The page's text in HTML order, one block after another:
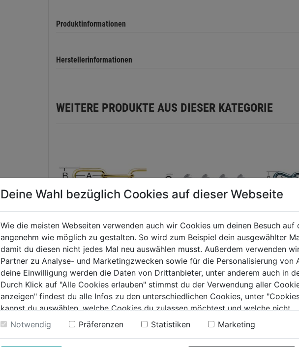
Produktinformationen
Herstellerinformationen
WEITERE PRODUKTE AUS DIESER KATEGORIE
Zierkette Rundstahl
gerade Kettenglieder
0.0 (0)
von
Sternen.
2,59€
Kugelketten
0.0 (0)
von
Sternen.
2,69€
A
0.0
von
2,69€
Deine Wahl bezüglich Cookies auf dieser Webseite
Wie die meisten Webseiten verwenden auch wir Cookies um deinen Besuch auf
angenehm wie möglich zu gestalten. So wird zum Beispiel dein ausgewählter
damit du diesen nicht jedes Mal neu auswählen musst. Außerdem verwenden
Partner zu Analyse- und Marketingzwecken sowie für die Personalisierung von
deine Einwilligung werden die Daten von Drittanbieter, unter anderem auch in
Durch Klick auf "Alle Cookies erlauben" stimmst du der Verwendung aller
anzeigen" findest du alle Infos zu den unterschiedlichen Cookies, unter
kannst du auswählen, welche Cookies du zulassen möchtest und welche nicht.
Weitere Informationen findest du in unserer Datenschutzerklärung
Notwendig Präferenzen Statistiken Marketing